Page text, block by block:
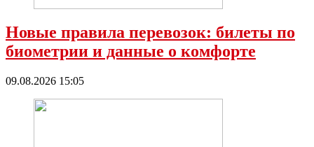
Новые правила перевозок: билеты по
биометрии и данные о комфорте
09.08.2026 15:05